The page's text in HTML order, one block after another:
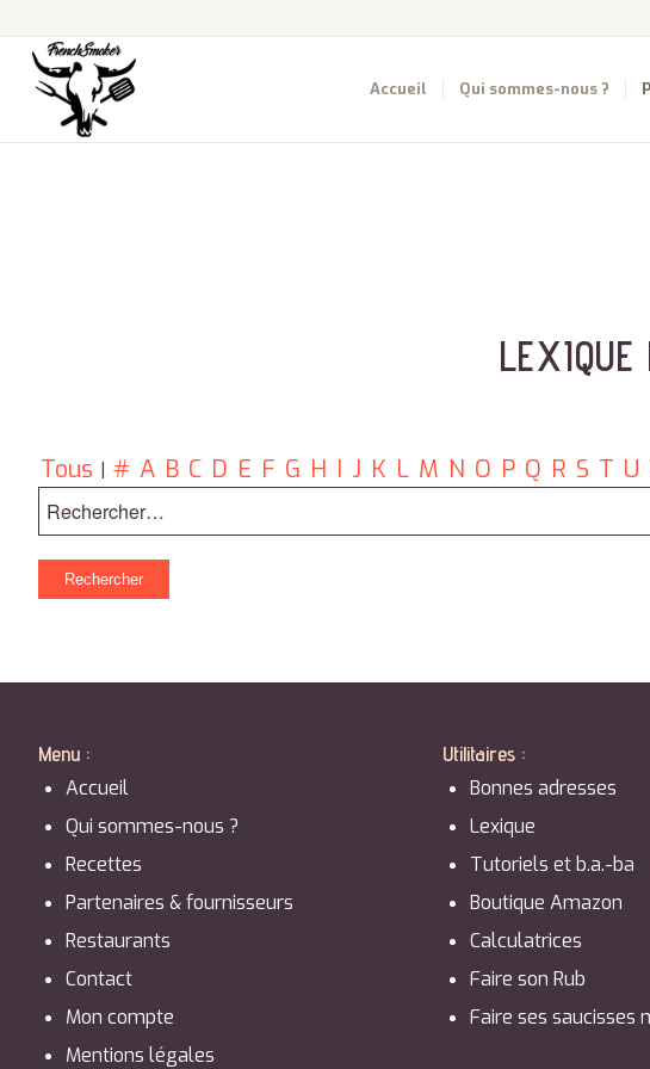
Accueil Qui sommes-nous ?
LEXIQUE
Tous # A B C D E F G H I J K L M N O P Q R S T U
Menu :
Accueil
Qui sommes-nous ?
Recettes
Partenaires & fournisseurs
Restaurants
Contact
Mon compte
Mentions légales
Utilitaires :
Bonnes adresses
Lexique
Tutoriels et b.a.-ba
Boutique Amazon
Calculatrices
Faire son Rub
Faire ses saucisses